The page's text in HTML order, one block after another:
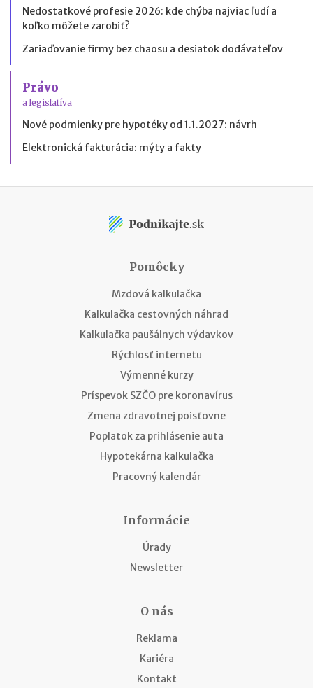
Nedostatkové profesie 2026: kde chýba najviac ľudí a
koľko môžete zarobiť?
Zariaďovanie firmy bez chaosu a desiatok dodávateľov
Právo
a legislatíva
Nové podmienky pre hypotéky od 1.1.2027: návrh
Elektronická fakturácia: mýty a fakty
Pomôcky
Mzdová kalkulačka
Kalkulačka cestovných náhrad
Kalkulačka paušálnych výdavkov
Rýchlosť internetu
Výmenné kurzy
Príspevok SZČO pre koronavírus
Zmena zdravotnej poisťovne
Poplatok za prihlásenie auta
Hypotekárna kalkulačka
Pracovný kalendár
Informácie
Úrady
Newsletter
O nás
Reklama
Kariéra
Kontakt